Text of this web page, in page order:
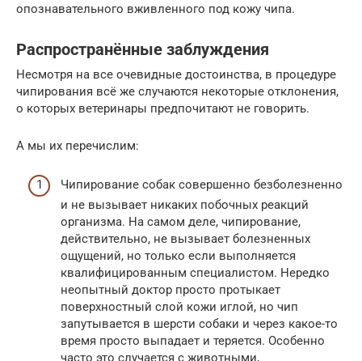
опознавательного вживленного под кожу чипа.
Распространённые заблуждения
Несмотря на все очевидные достоинства, в процедуре
чипирования всё же случаются некоторые отклонения,
о которых ветеринары предпочитают не говорить.
А мы их перечислим:
Чипирование собак совершенно безболезненно
и не вызывает никаких побочных реакций
организма. На самом деле, чипирование,
действительно, не вызывает болезненных
ощущений, но только если выполняется
квалифицированным специалистом. Нередко
неопытный доктор просто протыкает
поверхностный слой кожи иглой, но чип
запутывается в шерсти собаки и через какое-то
время просто выпадает и теряется. Особенно
часто это случается с животными,